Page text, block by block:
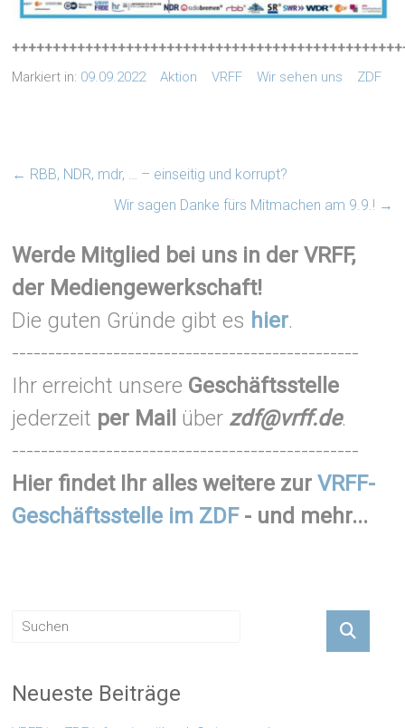
Markiert in: 09.09.2022 Aktion VRFF Wir sehen uns ZDF
← RBB, NDR, mdr, … – einseitig und korrupt?
Wir sagen Danke fürs Mitmachen am 9.9.! →
Werde Mitglied bei uns in der VRFF,
der Mediengewerkschaft!
Die guten Gründe gibt es hier.
------------------------------------------------
Ihr erreicht unsere Geschäftsstelle
jederzeit per Mail über zdf@vrff.de.
------------------------------------------------
Hier findet Ihr alles weitere zurVRFF-
Geschäftsstelle im ZDF- und mehr...
Neueste Beiträge